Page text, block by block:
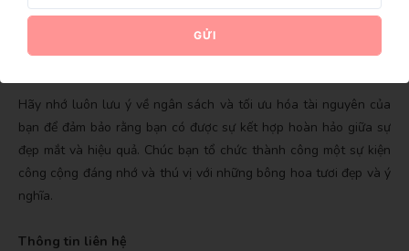
ngân sách của bạn.Trong việc lựa chọn hoa cho sự kiện công
cộng, sự khảo sát và lựa chọn cẩn thận sẽ giúp tạo ra một không
gian ấm áp và thú vị cho mọi người tham dự.
Hãy nhớ luôn lưu ý về ngân sách và tối ưu hóa tài nguyên của
bạn để đảm bảo rằng bạn có được sự kết hợp hoàn hảo giữa sự
đẹp mắt và hiệu quả. Chúc bạn tổ chức thành công một sự kiện
công cộng đáng nhớ và thú vị với những bông hoa tươi đẹp và ý
nghĩa.
Thông tin liên hệ
GỬI